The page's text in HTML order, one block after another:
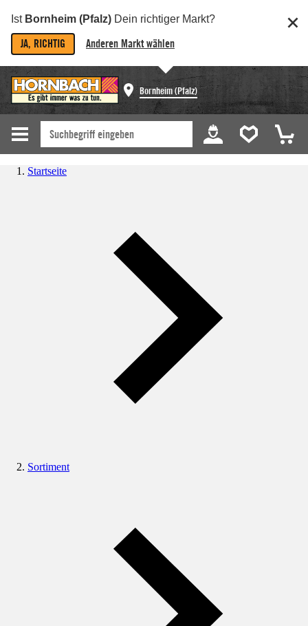
Ist Bornheim (Pfalz) Dein richtiger Markt?
JA, RICHTIG Anderen Markt wählen
Bornheim (Pfalz)
Startseite
Sortiment